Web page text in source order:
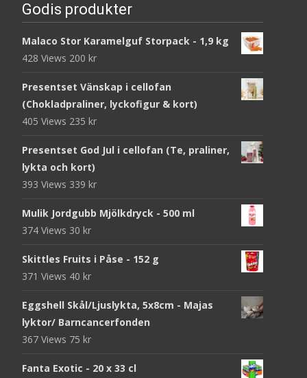
Godis produkter
Malaco Stor Karamelguf Storpack - 1,9 kg
428 Views 200 kr
Presentset Vänskap i cellofan
(Chokladpraliner, lyckofigur & kort)
405 Views 235 kr
Presentset God Jul i cellofan (Te, praliner,
lykta och kort)
393 Views 339 kr
Mulik Jordgubb Mjölkdryck - 500 ml
374 Views 30 kr
Skittles Fruits i Påse - 152 g
371 Views 40 kr
Eggshell Skål/Ljuslykta, 5x8cm - Majas
lyktor/ Barncancerfonden
367 Views 75 kr
Fanta Exotic - 20 x 33 cl